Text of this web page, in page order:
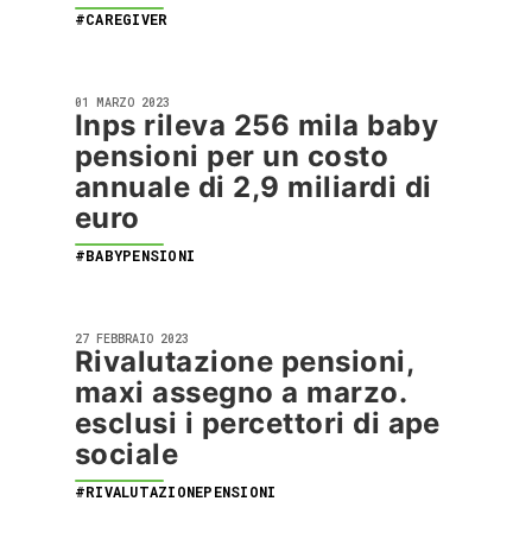
#CAREGIVER
01 MARZO 2023
Inps rileva 256 mila baby
pensioni per un costo
annuale di 2,9 miliardi di
euro
#BABYPENSIONI
27 FEBBRAIO 2023
Rivalutazione pensioni,
maxi assegno a marzo.
esclusi i percettori di ape
sociale
#RIVALUTAZIONEPENSIONI